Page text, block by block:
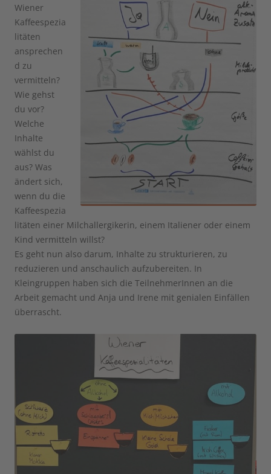
Wiener
Kaffeespezia
litäten
ansprechen
d zu
vermitteln?
Wie gehst
du vor?
Welche
Inhalte
wählst du
aus? Was
ändert sich,
wenn du die
Kaffeespezia
litäten einer Milchallergikerin, einem Italiener oder einem
Kind vermitteln willst?
Es geht nun also darum, Inhalte zu strukturieren, zu
reduzieren und anschaulich aufzubereiten. In
Kleingruppen haben sich die TeilnehmerInnen an die
Arbeit gemacht und Anja und Irene mit genialen Einfällen
überrascht.